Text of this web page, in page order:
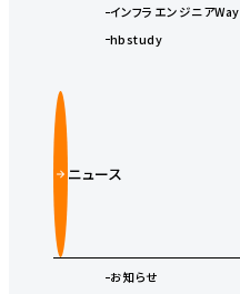
インフラエンジニアWay
hbstudy
ニュース
お知らせ